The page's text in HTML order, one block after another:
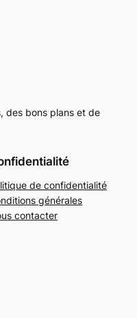
des bons plans et de
de confidentialité
générales
contacter